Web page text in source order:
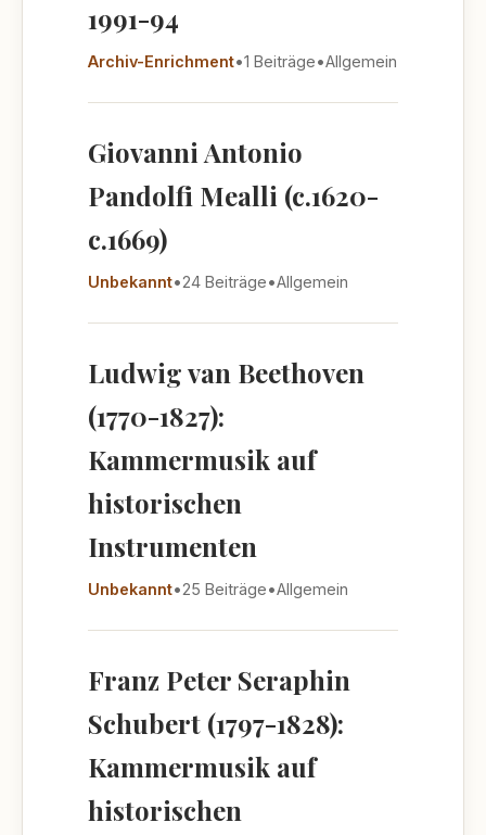
1991-94
Archiv-Enrichment•1 Beiträge•Allgemein
Giovanni Antonio
Pandolfi Mealli (c.1620-
c.1669)
Unbekannt•24 Beiträge•Allgemein
Ludwig van Beethoven
(1770-1827):
Kammermusik auf
historischen
Instrumenten
Unbekannt•25 Beiträge•Allgemein
Franz Peter Seraphin
Schubert (1797-1828):
Kammermusik auf
historischen